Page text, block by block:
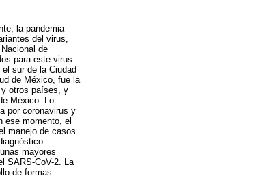
la pandemia
del virus,
de
para este virus
sur de la Ciudad
de México, fue la
y otros países, y
México. Lo
por coronavirus y
ese momento, el
manejo de casos
mayores
SARS-CoV-2. La
de formas